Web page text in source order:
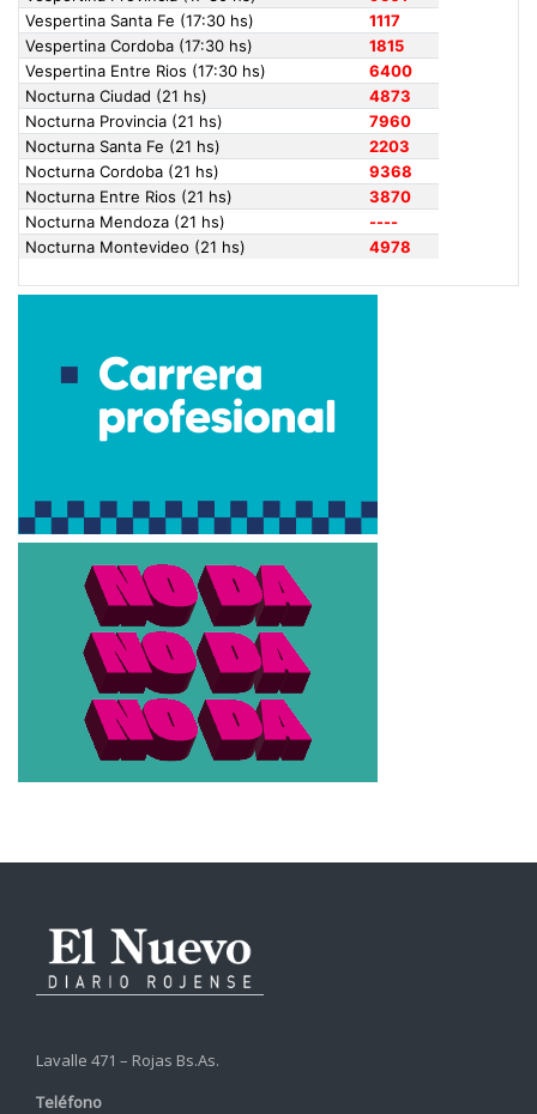
Lavalle 471 – Rojas Bs.As.
Teléfono